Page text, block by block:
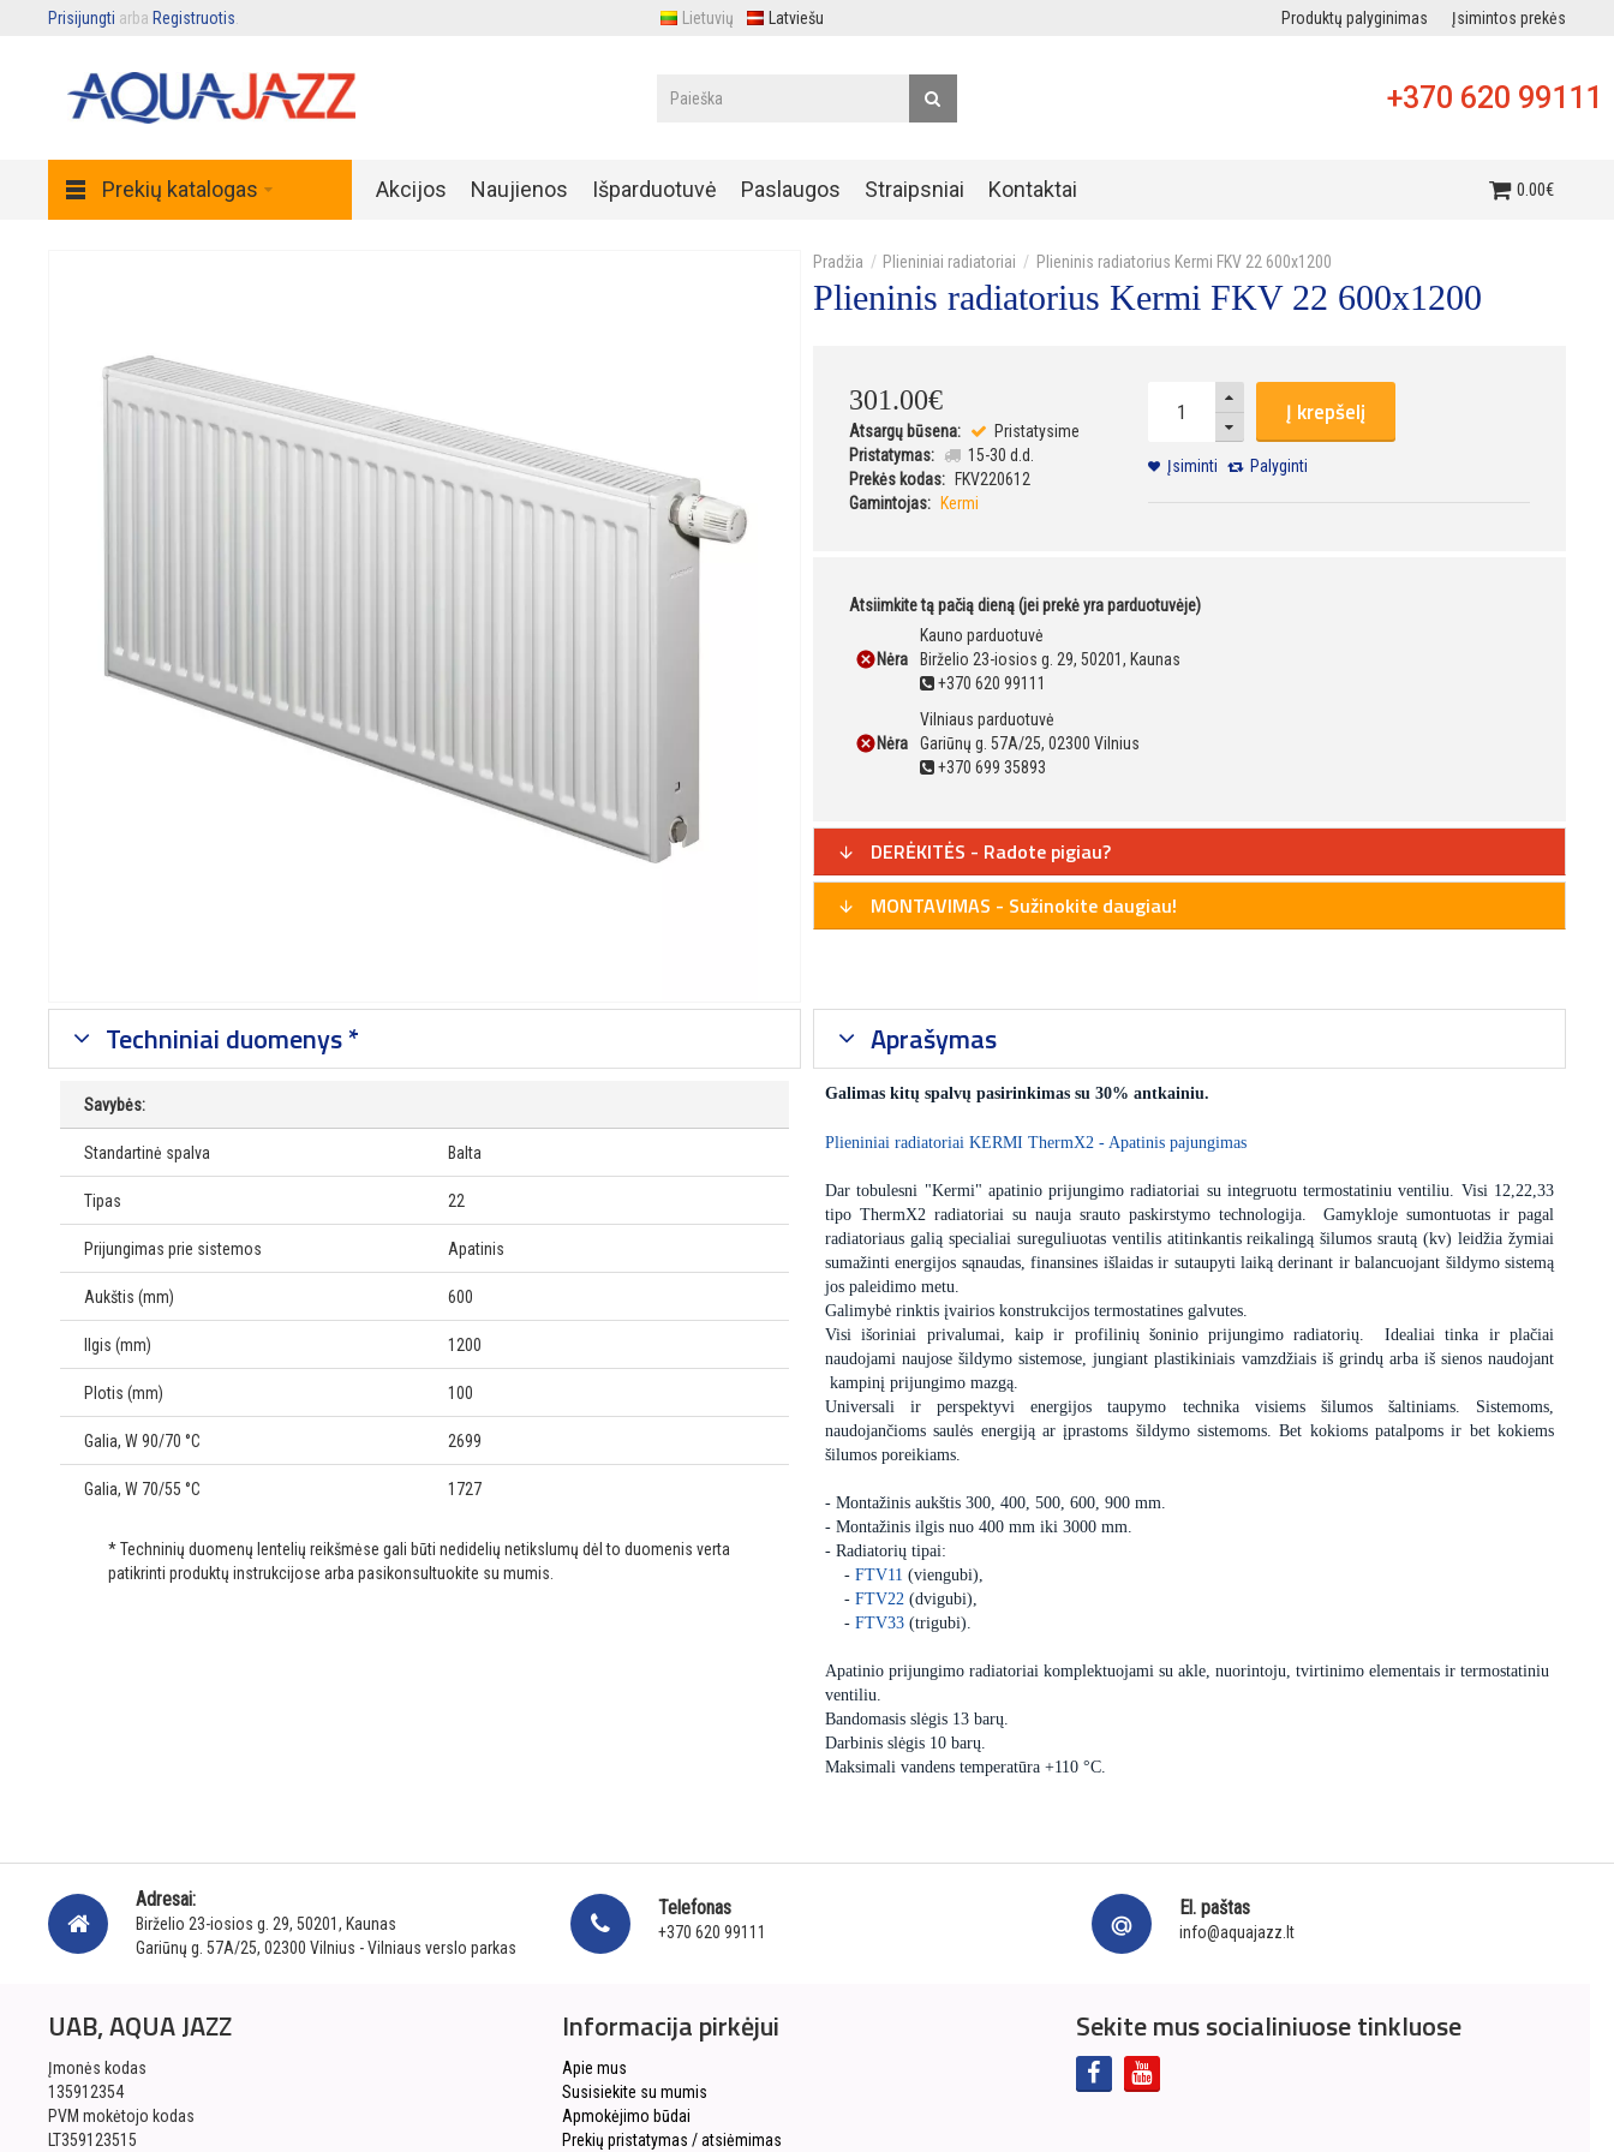
Prisijungti arba Registruotis Lietuvių Latviešu Produktų palyginimas Įsimintos prekės
+370 620 99111
Prekių katalogas Akcijos Naujienos Išparduotuvė Paslaugos Straipsniai Kontaktai 0.00€
Plieniniai radiatoriai Plieninis radiatorius Kermi FKV 22 600x1200
Plieninis radiatorius Kermi FKV 22 600x1200
301.00€
Atsargų būsena:
Pristatysime
Pristatymas:
15-30 d.d.
Prekės kodas:
FKV220612
Gamintojas:
Kermi
Į krepšelį
Įsiminti Palyginti
Atsiimkite tą pačią dieną (jei prekė yra parduotuvėje)
Nėra
Kauno parduotuvė
Birželio 23-iosios g. 29, 50201, Kaunas
+370 620 99111
Nėra
Vilniaus parduotuvė
Gariūnų g. 57A/25, 02300 Vilnius
+370 699 35893
DERĖKITĖS - Radote pigiau?
MONTAVIMAS - Sužinokite daugiau!
Techniniai duomenys *
Savybės:
Standartinė spalva Balta
Tipas 22
Prijungimas prie sistemos Apatinis
Aukštis (mm) 600
Ilgis (mm) 1200
Plotis (mm) 100
Galia, W 90/70 °C 2699
Galia, W 70/55 °C 1727
* Techninių duomenų lentelių reikšmėse gali būti nedidelių netikslumų dėl to duomenis verta
patikrinti produktų instrukcijose arba pasikonsultuokite su mumis.
Aprašymas
Galimas kitų spalvų pasirinkimas su 30% antkainiu.
Plieniniai radiatoriai KERMI ThermX2 - Apatinis pajungimas
Dar tobulesni "Kermi" apatinio prijungimo radiatoriai su integruotu termostatiniu ventiliu. Visi 12,22,33
tipo ThermX2 radiatoriai su nauja srauto paskirstymo technologija. Gamykloje sumontuotas ir pagal
radiatoriaus galią specialiai sureguliuotas ventilis atitinkantis reikalingą šilumos srautą (kv) leidžia žymiai
sumažinti energijos sąnaudas, finansines išlaidas ir sutaupyti laiką derinant ir balancuojant šildymo sistemą
jos paleidimo metu.
Galimybė rinktis įvairios konstrukcijos termostatines galvutes.
Visi išoriniai privalumai, kaip ir profilinių šoninio prijungimo radiatorių. Idealiai tinka ir plačiai
naudojami naujose šildymo sistemose, jungiant plastikiniais vamzdžiais iš grindų arba iš sienos naudojant
kampinį prijungimo mazgą.
Universali ir perspektyvi energijos taupymo technika visiems šilumos šaltiniams. Sistemoms,
naudojančioms saulės energiją ar įprastoms šildymo sistemoms. Bet kokioms patalpoms ir bet kokiems
šilumos poreikiams.
- Montažinis aukštis 300, 400, 500, 600, 900 mm.
- Montažinis ilgis nuo 400 mm iki 3000 mm.
- Radiatorių tipai:
- FTV11 (viengubi),
- FTV22 (dvigubi),
- FTV33 (trigubi).
Apatinio prijungimo radiatoriai komplektuojami su akle, nuorintoju, tvirtinimo elementais ir termostatiniu
ventiliu.
Bandomasis slėgis 13 barų.
Darbinis slėgis 10 barų.
Maksimali vandens temperatūra +110 °C.
Adresai:
Birželio 23-iosios g. 29, 50201, Kaunas
Gariūnų g. 57A/25, 02300 Vilnius - Vilniaus verslo parkas
Telefonas
+370 620 99111
El. paštas
info@aquajazz.lt
UAB, AQUA JAZZ
Įmonės kodas
135912354
PVM mokėtojo kodas
LT359123515
Informacija pirkėjui
Apie mus
Susisiekite su mumis
Apmokėjimo būdai
Prekių pristatymas / atsiėmimas
Sekite mus socialiniuose tinkluose